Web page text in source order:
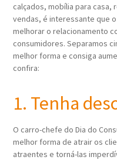
calçados, mobília para casa,
vendas, é interessante que
melhorar o relacionamento
consumidores. Separamos
melhor forma e consiga
confira:
1. Tenha
O carro-chefe do Dia do
melhor forma de atrair os
atraentes e torná-las